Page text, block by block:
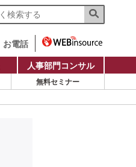
お電話
人事部門コンサル
無料セミナー